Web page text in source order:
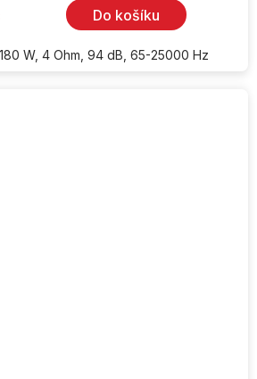
Do košíku
W, 4 Ohm, 94 dB, 65-25000 Hz